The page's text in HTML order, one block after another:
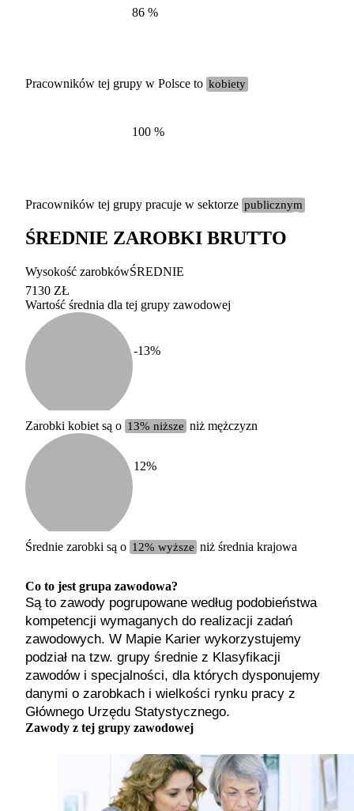
Etykieta
duży
100-200 tysięcy
86 %
Pracowników tej grupy w Polsce to kobiety
100 %
Pracowników tej grupy pracuje w sektorze publicznym
ŚREDNIE ZAROBKI BRUTTO
średnie
Wysokość zarobkówŚREDNIE
7130 ZŁ
Wartość średnia dla tej grupy zawodowej
-13%
Zarobki kobiet są o 13% niższe niż mężczyzn
12%
Średnie zarobki są o 12% wyższe niż średnia krajowa
Co to jest grupa zawodowa?
Są to zawody pogrupowane według podobieństwa
kompetencji wymaganych do realizacji zadań
zawodowych. W Mapie Karier wykorzystujemy
podział na tzw. grupy średnie z Klasyfikacji
zawodów i specjalności, dla których dysponujemy
danymi o zarobkach i wielkości rynku pracy z
Głównego Urzędu Statystycznego.
Zawody z tej grupy zawodowej